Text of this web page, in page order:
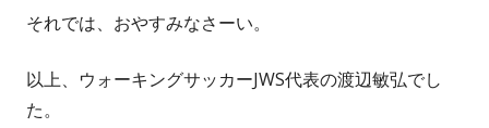
それでは、おやすみなさーい。
以上、ウォーキングサッカーJWS代表の渡辺敏弘でし
た。